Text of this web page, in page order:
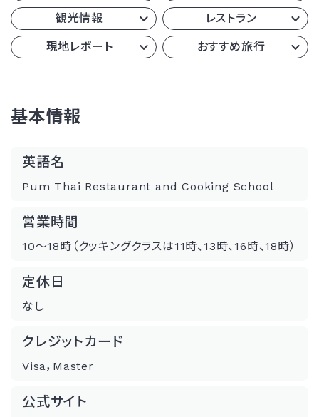
観光情報 レストラン
現地レポート おすすめ旅行
基本情報
英語名
Pum Thai Restaurant and Cooking School
営業時間
10〜18時（クッキングクラスは11時、13時、16時、18時）
定休日
なし
クレジットカード
Visa，Master
公式サイト